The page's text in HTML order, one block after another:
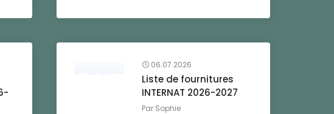
06.07.2026
Liste de fournitures
INTERNAT 2026-2027
Par Sophie